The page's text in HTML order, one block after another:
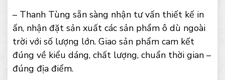
– Thanh Tùng sẵn sàng nhận tư vấn thiết kế in
ấn, nhận đặt sản xuất các sản phẩm ô dù ngoài
trời với số lượng lớn. Giao sản phẩm cam kết
đúng về kiểu dáng, chất lượng, chuẩn thời gian –
đúng địa điểm.